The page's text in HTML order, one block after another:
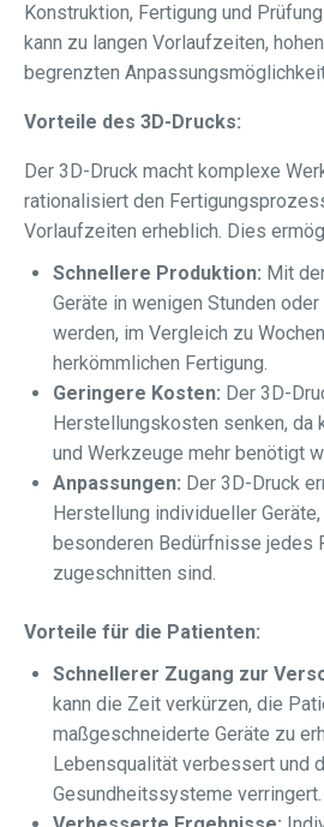
Konstruktion, Fertigung und
kann zu langen Vorlaufzeiten,
begrenzten
Vorteile des 3D-Drucks:
Der 3D-Druck macht komplexe
rationalisiert den
Vorlaufzeiten erheblich. Dies
Schnellere Produktion: Mit
Geräte in wenigen Stunden
werden, im Vergleich zu
herkömmlichen Fertigung.
Geringere Kosten: Der 3D-
Herstellungskosten senken, da
und Werkzeuge mehr benötigt
Anpassungen: Der 3D-Druck
Herstellung individueller
besonderen Bedürfnisse jedes
zugeschnitten sind.
Vorteile für die Patienten:
Schnellerer Zugang zur
kann die Zeit verkürzen, die
maßgeschneiderte Geräte zu
Lebensqualität verbessert und
Gesundheitssysteme verringert.